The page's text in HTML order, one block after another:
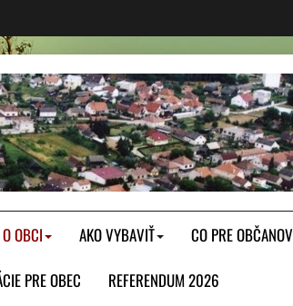
O OBCI AKO VYBAVIŤ CO PRE OBČANOV
PRE OBEC
REFERENDUM 2026